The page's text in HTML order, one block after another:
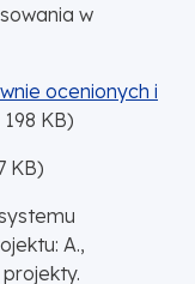
w
ocenionych i
KB)
KB)
A.,